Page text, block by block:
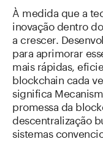
À medida que a
inovação dentro
a crescer.
para aprimorar
mais rápidas,
blockchain cada
significa
promessa da
descentralização
sistemas